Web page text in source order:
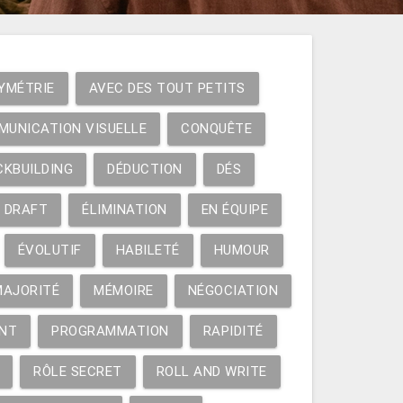
AVEC DES TOUT PETITS
VISUELLE CONQUÊTE
DÉDUCTION DÉS
DRAFT ÉLIMINATION EN ÉQUIPE
ÉVOLUTIF HABILETÉ HUMOUR
MÉMOIRE NÉGOCIATION
PROGRAMMATION RAPIDITÉ
RÔLE SECRET ROLL AND WRITE